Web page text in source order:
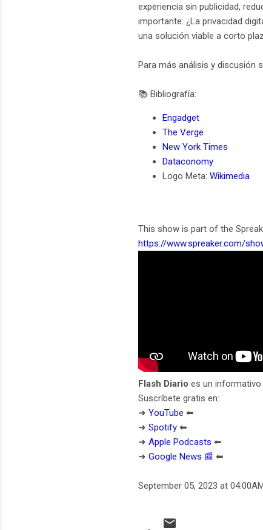
experiencia sin publicidad,
importante: ¿La privacidad
una solución viable a corto
Para más análisis y discusión
📚 Bibliografía:
Engadget
The Verge
New York Times
Dataconomy
Logo Meta: Wikimedia
This show is part of the
https://www.spreaker.com/
Flash Diario es un informativo
Suscríbete gratis en:
➜ YouTube ⬅︎
➜ Spotify ⬅︎
➜ Apple Podcasts ⬅︎
➜ Google News 📰 ⬅︎
September 05, 2023 at